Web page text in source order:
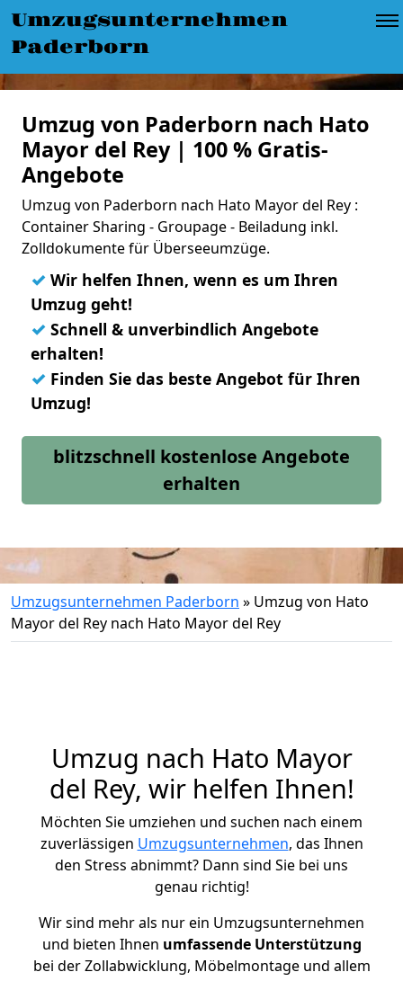
Umzugsunternehmen
Paderborn
Umzug von Paderborn nach Hato
Mayor del Rey | 100 % Gratis-
Angebote
Umzug von Paderborn nach Hato Mayor del Rey :
Container Sharing - Groupage - Beiladung inkl.
Zolldokumente für Überseeumzüge.
✓ Wir helfen Ihnen, wenn es um Ihren
Umzug geht!
✓ Schnell & unverbindlich Angebote
erhalten!
✓ Finden Sie das beste Angebot für Ihren
Umzug!
blitzschnell kostenlose Angebote
erhalten
Umzugsunternehmen Paderborn » Umzug von Hato
Mayor del Rey nach Hato Mayor del Rey
Umzug nach Hato Mayor
del Rey, wir helfen Ihnen!
Möchten Sie umziehen und suchen nach einem
zuverlässigen Umzugsunternehmen, das Ihnen
den Stress abnimmt? Dann sind Sie bei uns
genau richtig!
Wir sind mehr als nur ein Umzugsunternehmen
und bieten Ihnen umfassende Unterstützung
bei der Zollabwicklung, Möbelmontage und allem